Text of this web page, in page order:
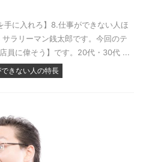
手に入れろ】8.仕事ができない人ほ
ラリーマン銭太郎です。今回のテ
員に偉そう】です。20代・30代 ...
きない人の特長